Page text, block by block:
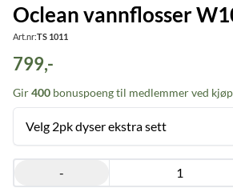
Oclean vannflosser
Art.nr:TS 1011
799,-
Gir400 bonuspoeng til medlemmer ved kjøp
Velg 2pk dyser ekstra sett
-